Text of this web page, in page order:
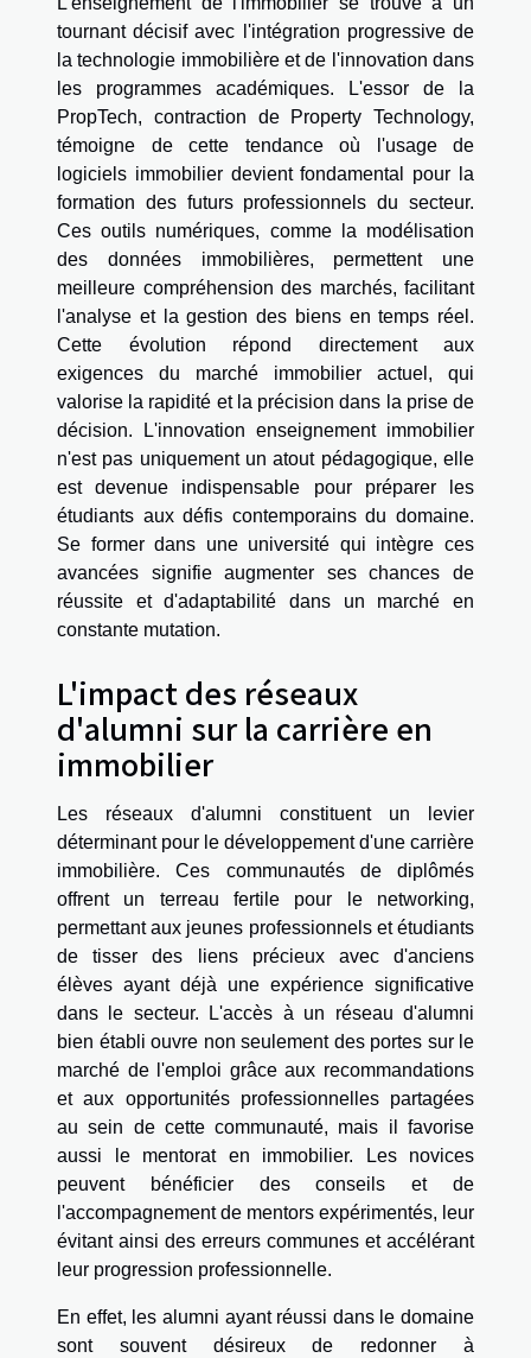
tournant décisif avec l'intégration progressive de
la technologie immobilière et de l'innovation dans
les programmes académiques. L'essor de la
PropTech, contraction de Property Technology,
témoigne de cette tendance où l'usage de
logiciels immobilier devient fondamental pour la
formation des futurs professionnels du secteur.
Ces outils numériques, comme la modélisation
des données immobilières, permettent une
meilleure compréhension des marchés, facilitant
l'analyse et la gestion des biens en temps réel.
Cette évolution répond directement aux
exigences du marché immobilier actuel, qui
valorise la rapidité et la précision dans la prise de
décision. L'innovation enseignement immobilier
n'est pas uniquement un atout pédagogique, elle
est devenue indispensable pour préparer les
étudiants aux défis contemporains du domaine.
Se former dans une université qui intègre ces
avancées signifie augmenter ses chances de
réussite et d'adaptabilité dans un marché en
constante mutation.
L'impact des réseaux
d'alumni sur la carrière en
immobilier
Les réseaux d'alumni constituent un levier
déterminant pour le développement d'une carrière
immobilière. Ces communautés de diplômés
offrent un terreau fertile pour le networking,
permettant aux jeunes professionnels et étudiants
de tisser des liens précieux avec d'anciens
élèves ayant déjà une expérience significative
dans le secteur. L'accès à un réseau d'alumni
bien établi ouvre non seulement des portes sur le
marché de l'emploi grâce aux recommandations
et aux opportunités professionnelles partagées
au sein de cette communauté, mais il favorise
aussi le mentorat en immobilier. Les novices
peuvent bénéficier des conseils et de
l'accompagnement de mentors expérimentés, leur
évitant ainsi des erreurs communes et accélérant
leur progression professionnelle.
En effet, les alumni ayant réussi dans le domaine
sont souvent désireux de redonner à